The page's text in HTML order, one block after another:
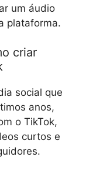
um áudio
plataforma.
criar
social que
anos,
o TikTok,
curtos e